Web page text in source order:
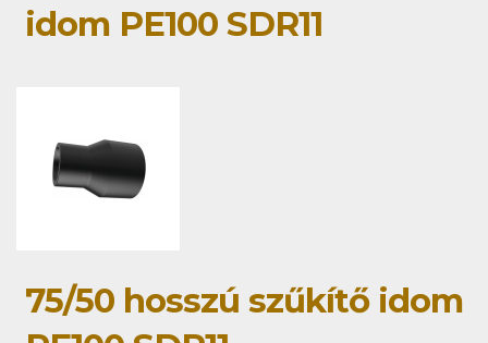
idom PE100 SDR11
75/50 hosszú szűkítő idom